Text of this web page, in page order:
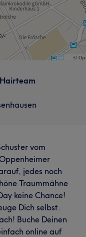
vom
jedes noch
Traummähne
keine Chance!
Dich selbst.
Buche Deinen
online auf